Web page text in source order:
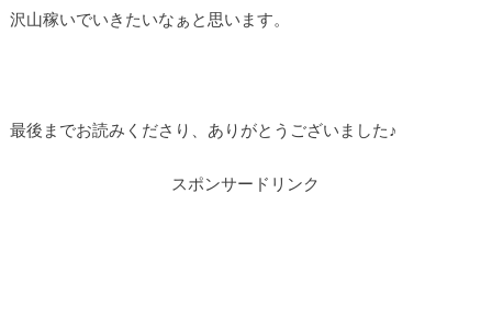
沢山稼いでいきたいなぁと思います。
最後までお読みくださり、ありがとうございました♪
スポンサードリンク